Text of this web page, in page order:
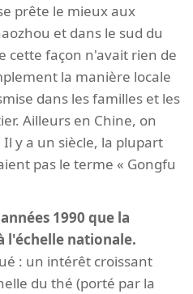
prête le mieux aux
et dans le sud du
cette façon n'avait rien de
la manière locale
dans les familles et les
Ailleurs en Chine, on
y a un siècle, la plupart
pas le terme « Gongfu
1990 que la
l'échelle nationale.
: un intérêt croissant
du thé (porté par la